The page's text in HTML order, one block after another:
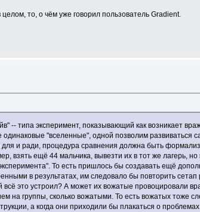
то, о чём уже говорил пользователь Gradient.
-- типа эксперимент, показывающий как возникает
"вселенные", одной позволим развиваться
и ради, процедура сравнения должна быть
взять ещё 44 мальчика, вывезти их в тот же лагерь,
То есть пришлось бы создавать ещё
в результатах, им следовало бы повторить
это устроил? А может их вожатые провоцировали
на группы, сколько вожатыми. То есть вожатых
а когда они приходили бы плакаться о